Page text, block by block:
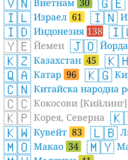
Виетнам 30
🇮🇱 Израел 61 🇮🇳
🇮🇩 Индонезия 138
🇾🇪 Йемен 🇯🇴
🇰🇿 Казахстан 45
🇶🇦 Катар 96 🇰🇬
🇨🇳 Китайска народна
🇨🇨 Кокосови
🇰🇵 Корея, Северна
🇰🇼 Кувейт 83 🇱🇧
🇲🇴 Макао 34 🇲🇾